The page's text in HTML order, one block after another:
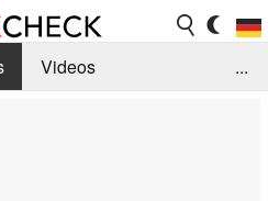
Videos
...